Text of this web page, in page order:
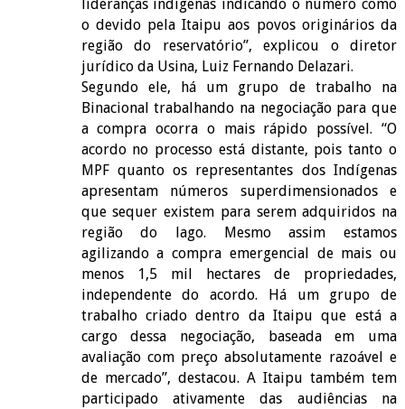
lideranças indígenas indicando o número como
o devido pela Itaipu aos povos originários da
região do reservatório”, explicou o diretor
jurídico da Usina, Luiz Fernando Delazari.
Segundo ele, há um grupo de trabalho na
Binacional trabalhando na negociação para que
a compra ocorra o mais rápido possível. “O
acordo no processo está distante, pois tanto o
MPF quanto os representantes dos Indígenas
apresentam números superdimensionados e
que sequer existem para serem adquiridos na
região do lago. Mesmo assim estamos
agilizando a compra emergencial de mais ou
menos 1,5 mil hectares de propriedades,
independente do acordo. Há um grupo de
trabalho criado dentro da Itaipu que está a
cargo dessa negociação, baseada em uma
avaliação com preço absolutamente razoável e
de mercado”, destacou. A Itaipu também tem
participado ativamente das audiências na